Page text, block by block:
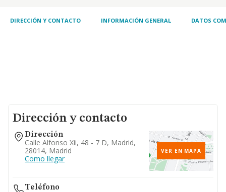
DIRECCIÓN Y CONTACTO INFORMACIÓN GENERAL DATOS
Dirección y contacto
Dirección
Calle Alfonso Xii, 48 - 7 D, Madrid,
28014, Madrid
Como llegar
VER EN MAPA
Teléfono